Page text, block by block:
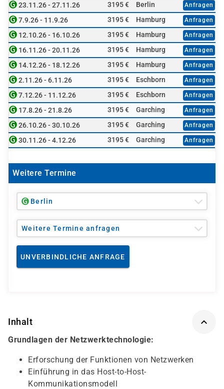
23.11.26 - 27.11.26 3195 € Berlin Anfragen
7.9.26 - 11.9.26 3195 € Hamburg Anfragen
12.10.26 - 16.10.26 3195 € Hamburg Anfragen
16.11.26 - 20.11.26 3195 € Hamburg Anfragen
14.12.26 - 18.12.26 3195 € Hamburg Anfragen
2.11.26 - 6.11.26 3195 € Eschborn Anfragen
7.12.26 - 11.12.26 3195 € Eschborn Anfragen
17.8.26 - 21.8.26 3195 € Garching Anfragen
26.10.26 - 30.10.26 3195 € Garching Anfragen
30.11.26 - 4.12.26 3195 € Garching Anfragen
Weitere Termine
Berlin
Weitere Termine anfragen
UNVERBINDLICHE ANFRAGE
Inhalt
Grundlagen der Netzwerktechnologie:
Erforschung der Funktionen von Netzwerken
Einführung in das Host-to-Host-
Kommunikationsmodell